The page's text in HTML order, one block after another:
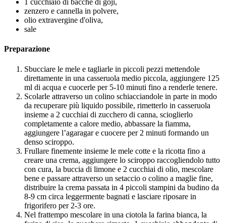
1 cucchiaio di bacche di goji,
zenzero e cannella in polvere,
olio extravergine d'oliva,
sale
Preparazione
Sbucciare le mele e tagliarle in piccoli pezzi mettendole
direttamente in una casseruola medio piccola, aggiungere 125
ml di acqua e cuocerle per 5-10 minuti fino a renderle tenere.
Scolarle attraverso un colino schiacciandole in parte in modo
da recuperare più liquido possibile, rimetterlo in casseruola
insieme a 2 cucchiai di zucchero di canna, scioglierlo
completamente a calore medio, abbassare la fiamma,
aggiungere l’agaragar e cuocere per 2 minuti formando un
denso sciroppo.
Frullare finemente insieme le mele cotte e la ricotta fino a
creare una crema, aggiungere lo sciroppo raccogliendolo tutto
con cura, la buccia di limone e 2 cucchiai di olio, mescolare
bene e passare attraverso un setaccio o colino a maglie fine,
distribuire la crema passata in 4 piccoli stampini da budino da
8-9 cm circa leggermente bagnati e lasciare riposare in
frigorifero per 2-3 ore.
Nel frattempo mescolare in una ciotola la farina bianca, la